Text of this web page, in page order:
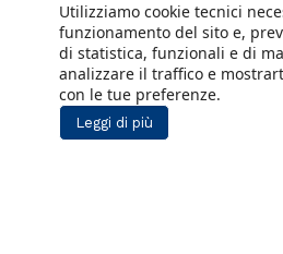
Privacy
Arianna Net
Cookie Policy
Arianna CE
Gestisci cookie
Social Media Policy
Utilizziamo cookie tecnici
funzionamento del sito e,
di statistica, funzionali e di
analizzare il traffico e
con le tue preferenze.
Leggi di più